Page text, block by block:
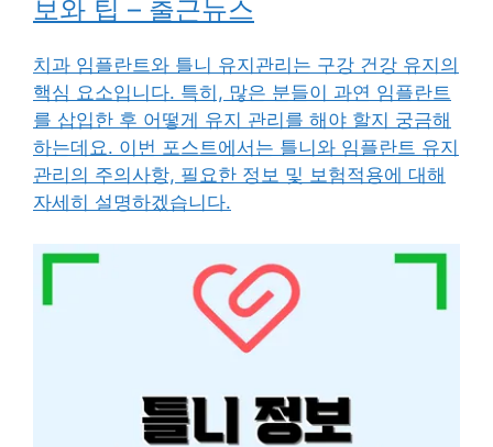
보와 팁 – 출근뉴스
치과 임플란트와 틀니 유지관리는 구강 건강 유지의
핵심 요소입니다. 특히, 많은 분들이 과연 임플란트
를 삽입한 후 어떻게 유지 관리를 해야 할지 궁금해
하는데요. 이번 포스트에서는 틀니와 임플란트 유지
관리의 주의사항, 필요한 정보 및 보험적용에 대해
자세히 설명하겠습니다.